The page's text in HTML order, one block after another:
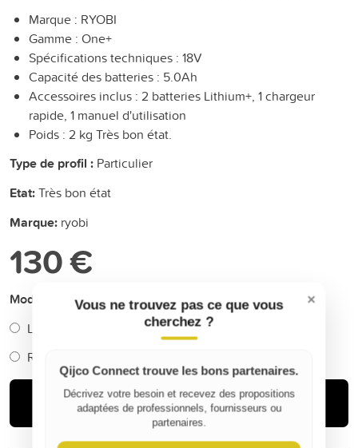
Marque : RYOBI
Gamme : One+
Spécifications techniques : 18V
Capacité des batteries : 5.0Ah
Accessoires inclus : 2 batteries Lithium+, 1 chargeur
rapide, 1 manuel d'utilisation
Poids : 2 kg Très bon état.
Type de profil : Particulier
Etat:Très bon état
Marque: ryobi
130 €
Mode de livraison
Livraison (+
Retrait
Acheter
×
Vous ne trouvez pas ce que vous
cherchez ?
Qijco Connect trouve les bons partenaires.
Décrivez votre besoin et recevez des propositions
adaptées de professionnels, fournisseurs ou
partenaires.